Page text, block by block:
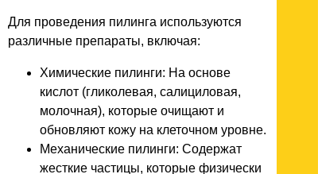
Для проведения пилинга используются
различные препараты, включая:
Химические пилинги: На основе
кислот (гликолевая, салициловая,
молочная), которые очищают и
обновляют кожу на клеточном уровне.
Механические пилинги: Содержат
жесткие частицы, которые физически